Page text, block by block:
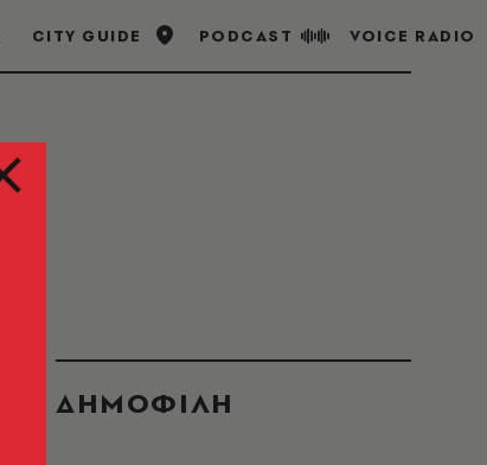
CITY GUIDE PODCAST VOICE RADIO
ΔΗΜΟΦΙΛΗ